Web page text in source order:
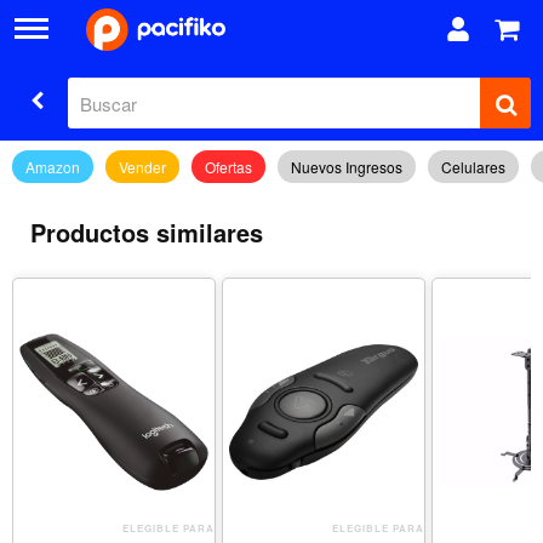
Amazon Vender Ofertas Nuevos Ingresos Celulares
Productos similares
ELEGIBLE PARA ELEGIBLE PARA